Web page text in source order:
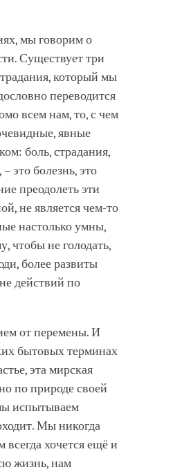
мы говорим о
Существует три
который мы
переводится
всем нам, то, с чем
явные
боль, страдания,
это болезнь, это
преодолеть эти
не является чем-то
настолько умны,
чтобы не голодать,
более развиты
действий по
от перемены. И
бытовых терминах
эта мирская
по природе своей
испытываем
Мы никогда
хочется ещё и
жизнь, нам